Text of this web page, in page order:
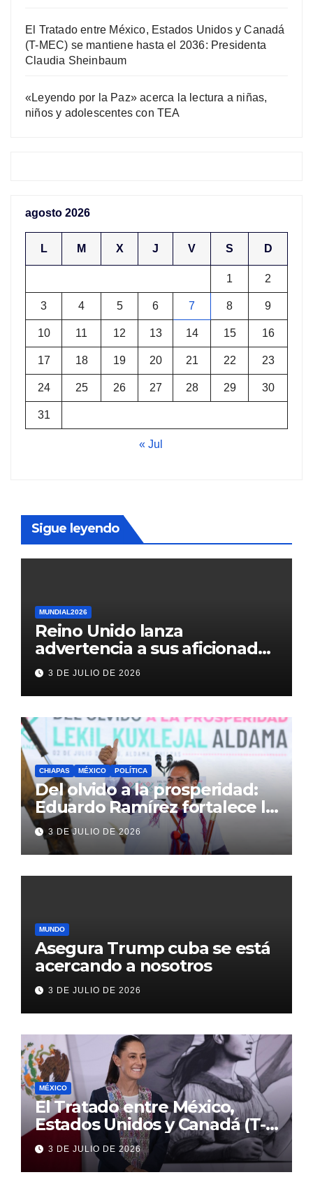
El Tratado entre México, Estados Unidos y Canadá
(T-MEC) se mantiene hasta el 2036: Presidenta
Claudia Sheinbaum
«Leyendo por la Paz» acerca la lectura a niñas,
niños y adolescentes con TEA
agosto 2026
L M X J V S D
1 2
3 4 5 6 7 8 9
10 11 12 13 14 15 16
17 18 19 20 21 22 23
24 25 26 27 28 29 30
31
« Jul
Sigue leyendo
MUNDIAL2026
Reino Unido lanza
advertencia a sus aficionados
antes del México vs
Inglaterra en el Mundial 2026
3 DE JULIO DE 2026
CHIAPAS MÉXICO POLÍTICA
Del olvido a la prosperidad:
Eduardo Ramírez fortalece la
transformación de Aldama
con inversión histórica
3 DE JULIO DE 2026
MUNDO
Asegura Trump cuba se está
acercando a nosotros
3 DE JULIO DE 2026
MÉXICO
El Tratado entre México,
Estados Unidos y Canadá (T-
MEC) se mantiene hasta el
2036: Presidenta Claudia
Sheinbaum
3 DE JULIO DE 2026